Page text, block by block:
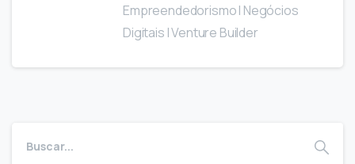
Empreendedorismo I Negócios
Digitais I Venture Builder